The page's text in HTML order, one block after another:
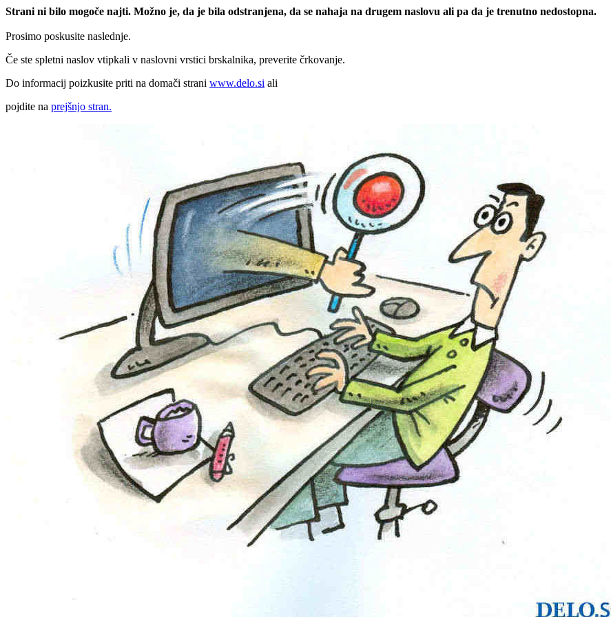
Strani ni bilo mogoče najti. Možno je, da je bila odstranjena, da se nahaja na drugem naslovu ali pa da je trenutno nedostopna.
Prosimo poskusite naslednje.
Če ste spletni naslov vtipkali v naslovni vrstici brskalnika, preverite črkovanje.
Do informacij poizkusite priti na domači strani www.delo.si ali
pojdite na prejšnjo stran.